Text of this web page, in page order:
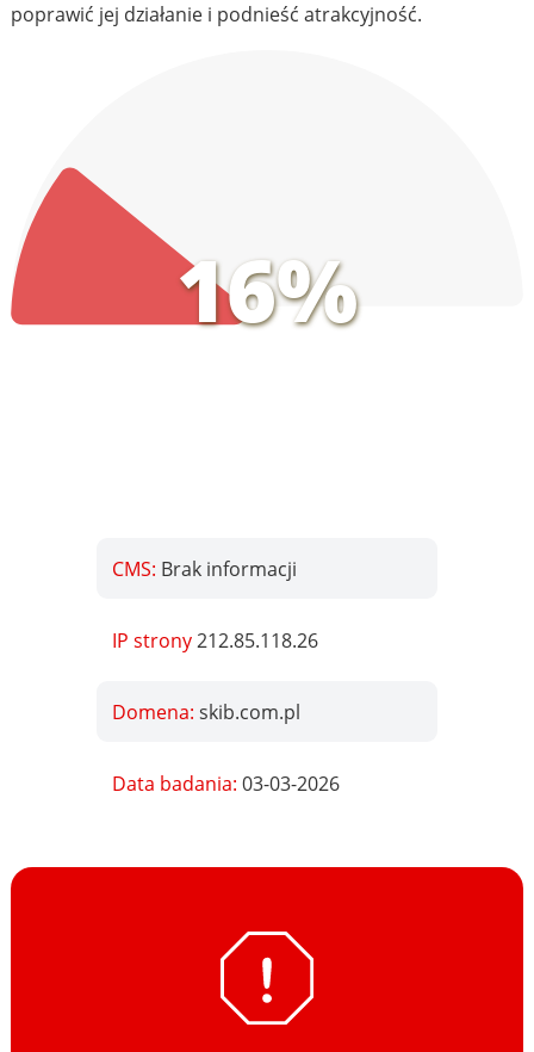
poprawić jej działanie i podnieść atrakcyjność.
16%
CMS: Brak informacji
IP strony212.85.118.26
Domena:skib.com.pl
Data badania:03-03-2026